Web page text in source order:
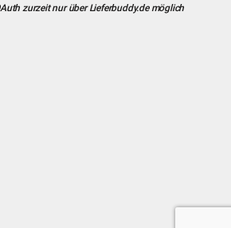
zurzeit nur über Lieferbuddy.de möglich